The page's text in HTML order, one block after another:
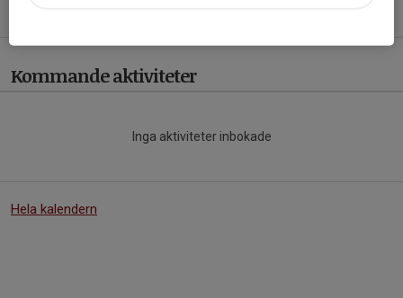
Kommande aktiviteter
Inga aktiviteter inbokade
Hela kalendern